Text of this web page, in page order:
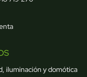
iluminación y domótica